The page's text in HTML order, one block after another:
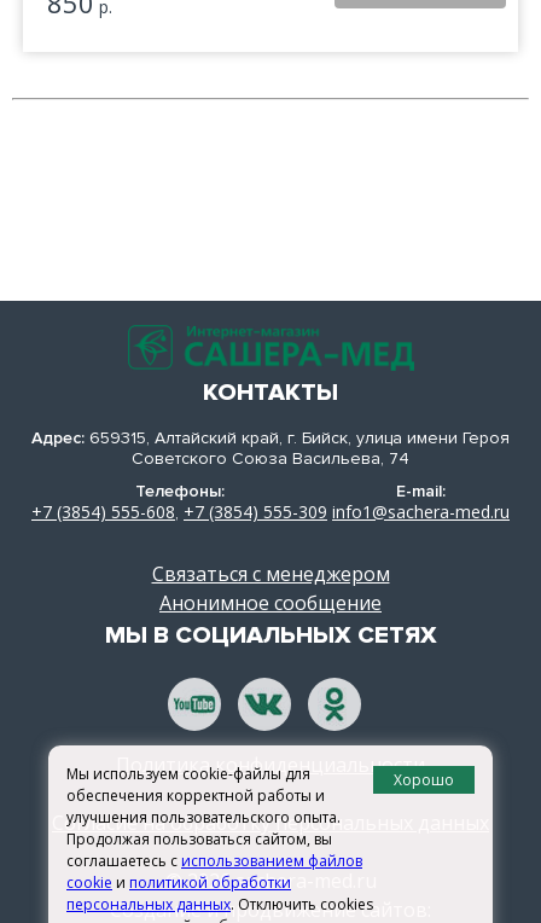
р.
КОНТАКТЫ
Адрес: 659315, Алтайский край, г. Бийск, улица имени Героя
Советского Союза Васильева, 74
Телефоны:
+7 (3854) 555-608, +7 (3854) 555-309
E-mail:
info1@sachera-med.ru
Связаться с менеджером
Анонимное сообщение
МЫ В СОЦИАЛЬНЫХ СЕТЯХ
Политика конфиденциальности
Согласие на обработку персональных данных
© 2026 sachera-med.ru
Создание и продвижение сайтов:
Мы используем cookie-файлы для
обеспечения корректной работы и
улучшения пользовательского опыта.
Продолжая пользоваться сайтом, вы
соглашаетесь с использованием файлов
cookie и политикой обработки
персональных данных. Отключить cookies
Хорошо